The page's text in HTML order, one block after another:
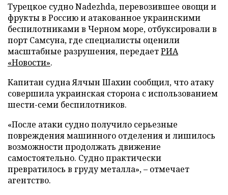
Турецкое судно Nadezhda, перевозившее овощи и
фрукты в Россию и атакованное украинскими
беспилотниками в Черном море, отбуксировали в
порт Самсуна, где специалисты оценили
масштабные разрушения, передаетРИА
«Новости».
Капитан судна Ялчын Шахин сообщил, что атаку
совершила украинская сторона с использованием
шести-семи беспилотников.
«После атаки судно получило серьезные
повреждения машинного отделения и лишилось
возможности продолжать движение
самостоятельно. Судно практически
превратилось в груду металла», – отмечает
агентство.